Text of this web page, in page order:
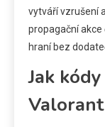
vytváří vzrušení
propagační akce
hraní bez
Jak
Valorant